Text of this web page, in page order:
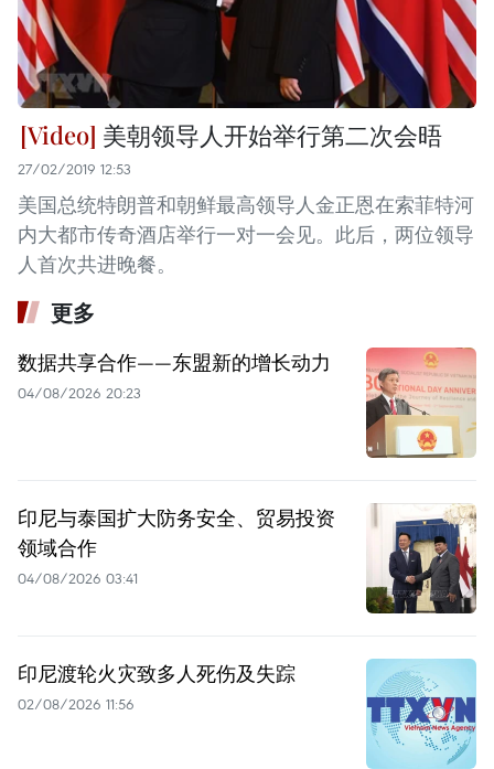
美朝领导人开始举行第二次会晤
27/02/2019 12:53
美国总统特朗普和朝鲜最高领导人金正恩在索菲特河
内大都市传奇酒店举行一对一会见。此后，两位领导
人首次共进晚餐。
更多
数据共享合作——东盟新的增长动力
04/08/2026 20:23
印尼与泰国扩大防务安全、贸易投资
领域合作
04/08/2026 03:41
印尼渡轮火灾致多人死伤及失踪
02/08/2026 11:56